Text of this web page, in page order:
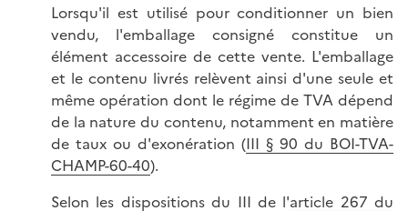
Lorsqu'il est utilisé pour conditionner un bien
vendu, l'emballage consigné constitue un
élément accessoire de cette vente. L'emballage
et le contenu livrés relèvent ainsi d'une seule et
même opération dont le régime de TVA dépend
de la nature du contenu, notamment en matière
de taux ou d'exonération (III § 90 du BOI-TVA-
CHAMP-60-40).
Selon les dispositions du III de l'article 267 du